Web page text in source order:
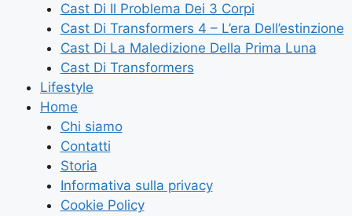
Cast Di Il Problema Dei 3 Corpi
Cast Di Transformers 4 – L’era Dell’estinzione
Cast Di La Maledizione Della Prima Luna
Cast Di Transformers
Lifestyle
Home
Chi siamo
Contatti
Storia
Informativa sulla privacy
Cookie Policy